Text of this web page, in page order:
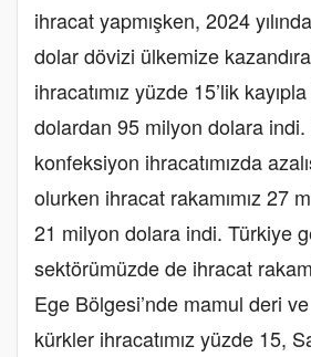
ihracat yapmışken, 2024
dolar dövizi ülkemize
ihracatımız yüzde 15’lik
dolardan 95 milyon dolara
konfeksiyon ihracatımızda
olurken ihracat rakamımız 27
21 milyon dolara indi. Türkiye
sektörümüzde de ihracat
Ege Bölgesi’nde mamul deri ve
kürkler ihracatımız yüzde 15,